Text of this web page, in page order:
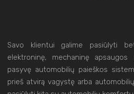
Savo klientui galime pasiūlyti
elektroninę, mechaninę
pasyvę automobilių paieškos
prieš atvirą vagystę arba